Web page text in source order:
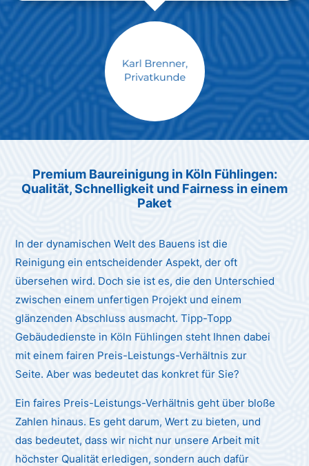
Max Mustermann
Premium Baureinigung in Köln Fühlingen:
Qualität, Schnelligkeit und Fairness in einem
Paket
In der dynamischen Welt des Bauens ist die
Reinigung ein entscheidender Aspekt, der oft
übersehen wird. Doch sie ist es, die den Unterschied
zwischen einem unfertigen Projekt und einem
glänzenden Abschluss ausmacht. Tipp-Topp
Gebäudedienste in Köln Fühlingen steht Ihnen dabei
mit einem fairen Preis-Leistungs-Verhältnis zur
Seite. Aber was bedeutet das konkret für Sie?
Ein faires Preis-Leistungs-Verhältnis geht über bloße
Zahlen hinaus. Es geht darum, Wert zu bieten, und
das bedeutet, dass wir nicht nur unsere Arbeit mit
höchster Qualität erledigen, sondern auch dafür